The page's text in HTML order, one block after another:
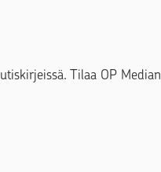
Tilaa OP Median